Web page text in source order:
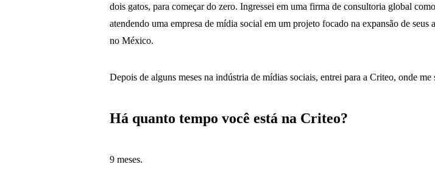
dois gatos, para começar do zero. Ingressei em uma firma de consultoria global
atendendo uma empresa de mídia social em um projeto focado na expansão de seus
no México.
Depois de alguns meses na indústria de mídias sociais, entrei para a Criteo, onde me
Há quanto tempo você está na Criteo?
9 meses.